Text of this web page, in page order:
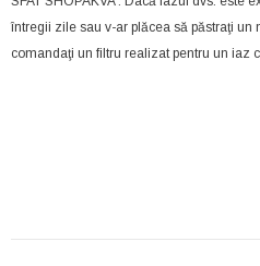
întregii zile sau v-ar plăcea să păstraţi un
comandaţi un filtru realizat pentru un iaz